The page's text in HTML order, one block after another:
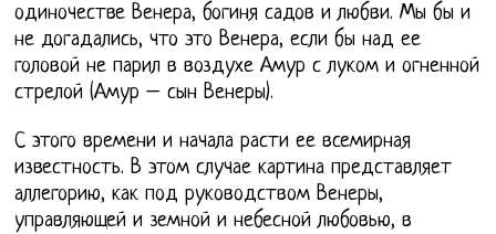
одиночестве Венера, богиня садов и любви. Мы бы и
не догадались, что это Венера, если бы над ее
головой не парил в воздухе Амур с луком и огненной
стрелой (Амур – сын Венеры).
С этого времени и начала расти ее всемирная
известность. В этом случае картина представляет
аллегорию, как под руководством Венеры,
управляющей и земной и небесной любовью, в